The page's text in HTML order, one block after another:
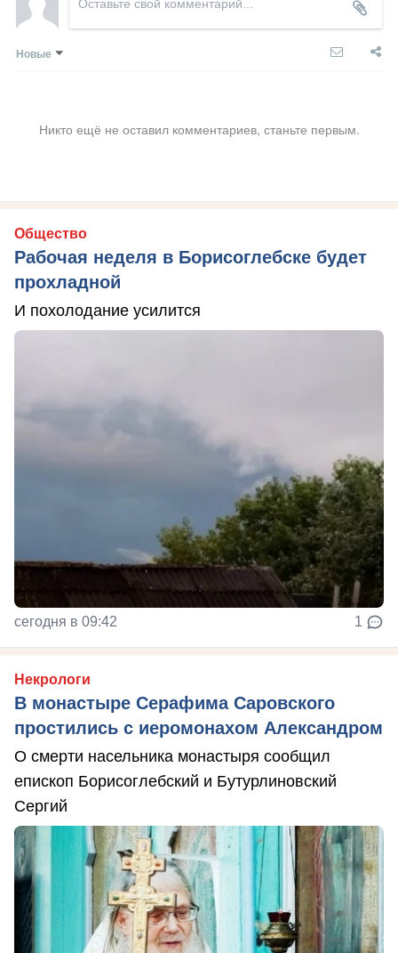
Новые
Никто ещё не оставил комментариев, станьте первым.
Общество
Рабочая неделя в Борисоглебске будет
прохладной
И похолодание усилится
сегодня в 09:42 1
Некрологи
В монастыре Серафима Саровского
простились с иеромонахом Александром
О смерти насельника монастыря сообщил
епископ Борисоглебский и Бутурлиновский
Сергий